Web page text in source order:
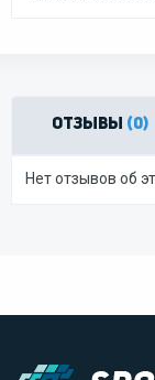
Отзывы (0)
Нет отзывов об